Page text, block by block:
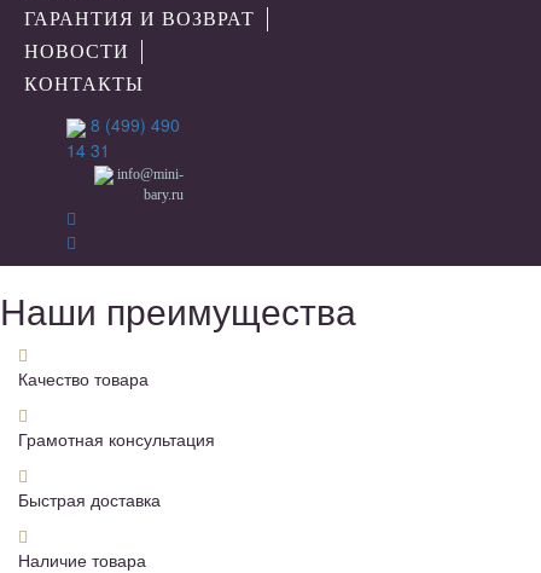
ГАРАНТИЯ И ВОЗВРАТ
НОВОСТИ
КОНТАКТЫ
8 (499) 490
14 31
info@mini-
bary.ru
Наши преимущества
Качество товара
Грамотная консультация
Быстрая доставка
Наличие товара